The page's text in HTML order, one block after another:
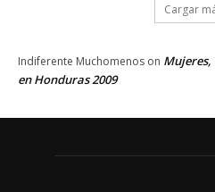
Cargar
Indiferente Muchomenos on Mujeres,
en Honduras 2009